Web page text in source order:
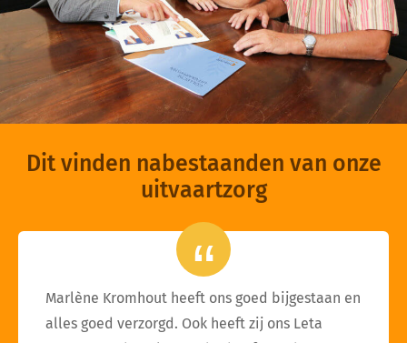
Dit vinden nabestaanden van onze
uitvaartzorg
Marlène Kromhout heeft ons goed bijgestaan en
alles goed verzorgd. Ook heeft zij ons Leta